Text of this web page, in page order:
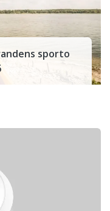
sporto